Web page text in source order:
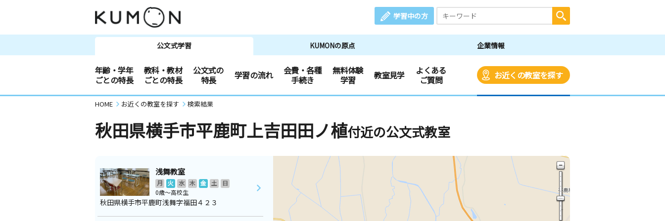
学習中の方
公文式学習 KUMONの原点 企業情報
年齢・学年
ごとの特長
教科・教材
ごとの特長
公文式の
特長
学習の流れ
会費・各種
手続き
無料体験
学習
教室見学
よくある
ご質問
お近くの教室を探す
HOME お近くの教室を探す 検索結果
秋田県横手市平鹿町上吉田田ノ植付近の公文式教室
浅舞教室
月 火 水 木 金 土
日
0歳～高校生
秋田県横手市平鹿町浅舞字福田４２３